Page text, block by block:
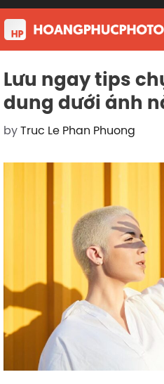
Skip
to
content
Lưu ngay tips
dung dưới ánh
byTruc Le Phan Phuong